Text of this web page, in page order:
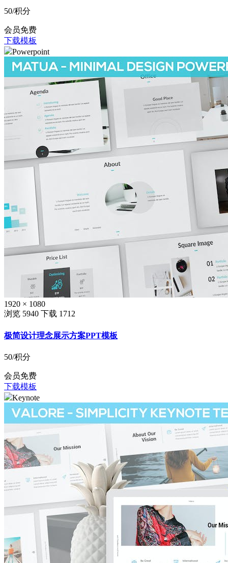
50/积分
会员免费
下载模板
Powerpoint
1920 × 1080
浏览 5940 下载 1712
极简设计理念展示方案PPT模板
50/积分
会员免费
下载模板
Keynote